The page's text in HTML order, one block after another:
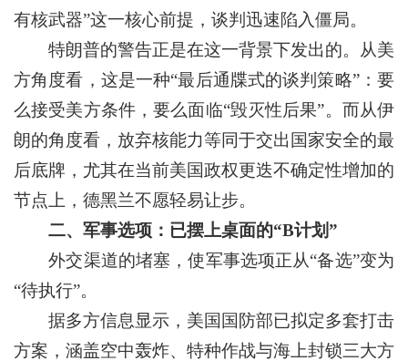
有核武器”这一核心前提，谈判迅速陷入僵局。
特朗普的警告正是在这一背景下发出的。从美
方角度看，这是一种“最后通牒式的谈判策略”：要
么接受美方条件，要么面临“毁灭性后果”。而从伊
朗的角度看，放弃核能力等同于交出国家安全的最
后底牌，尤其在当前美国政权更迭不确定性增加的
节点上，德黑兰不愿轻易让步。
二、军事选项：已摆上桌面的“B计划”
外交渠道的堵塞，使军事选项正从“备选”变为
“待执行”。
据多方信息显示，美国国防部已拟定多套打击
方案，涵盖空中轰炸、特种作战与海上封锁三大方